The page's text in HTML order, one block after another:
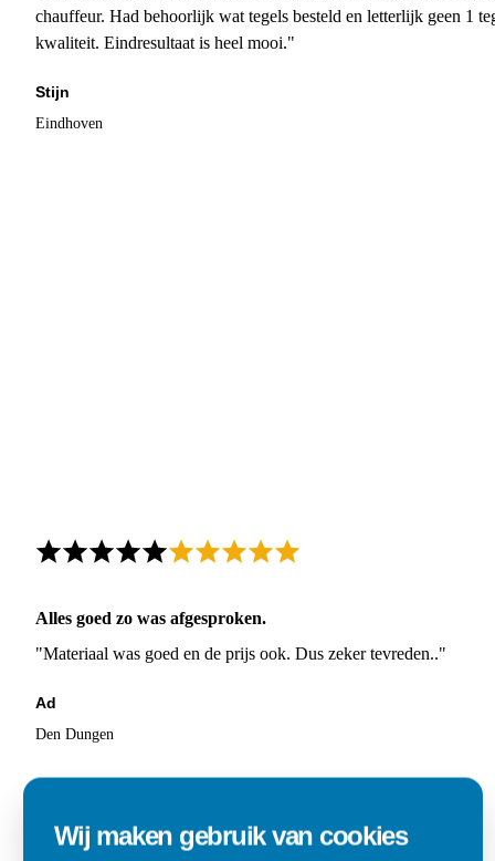
chauffeur. Had behoorlijk wat tegels besteld en letterlijk geen 1
kwaliteit. Eindresultaat is heel mooi."
Stijn
Eindhoven
Alles goed zo was afgesproken.
"Materiaal was goed en de prijs ook. Dus zeker tevreden.."
Ad
Den Dungen
Wij maken gebruik van cookies